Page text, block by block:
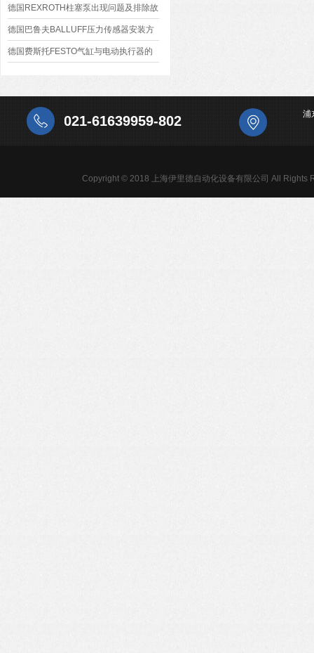
德国REXROTH柱塞泵出现问题及排除故
障
德国巴鲁夫BALLUFF压力传感器安装方
式
德国费斯托FESTO气缸与电动执行器的
021-61639959-802 浦
Copyright © 2018 上海伊里德自动化设备有限公司 All Rights